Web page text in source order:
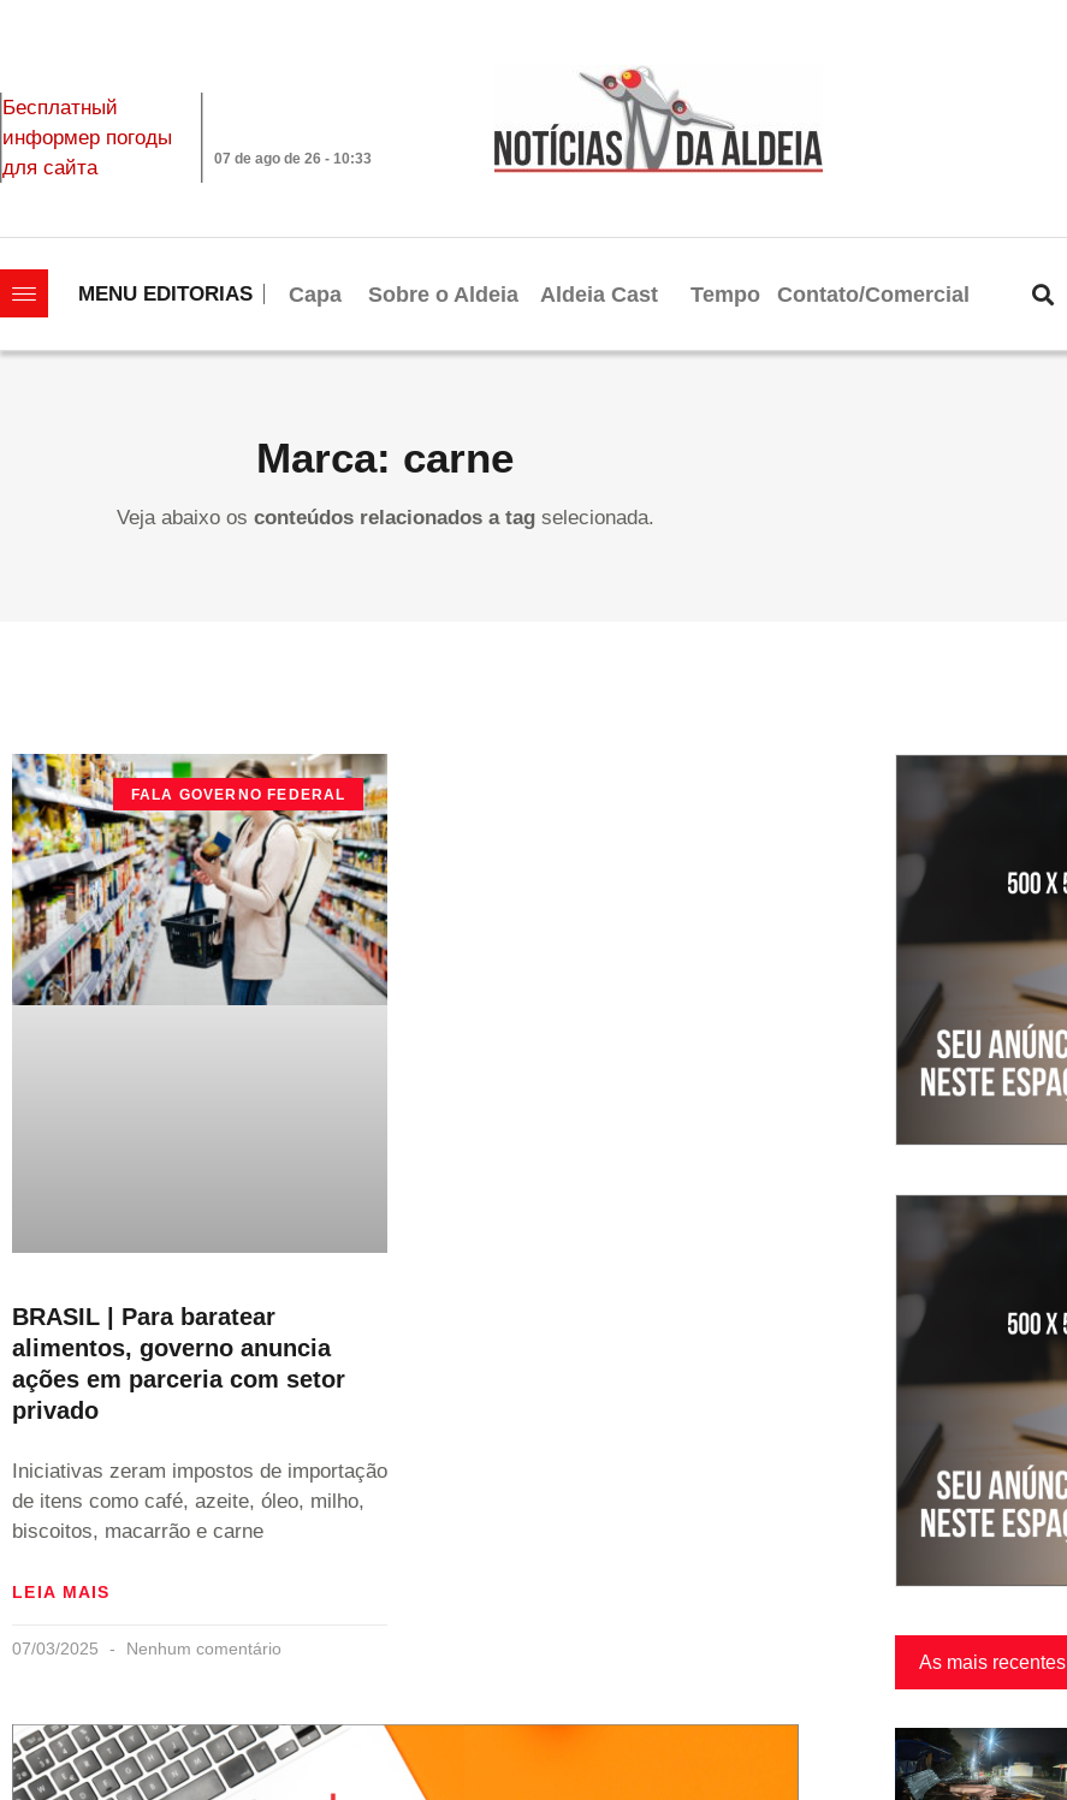
Бесплатный
информер погоды
для сайта
07 de ago de 26 - 10:33
MENU EDITORIAS Capa Sobre o Aldeia Aldeia Cast Tempo Contato/Comercial
Marca: carne
Veja abaixo os conteúdos relacionados a tagselecionada.
FALA GOVERNO FEDERAL
BRASIL | Para baratear
alimentos, governo anuncia
ações em parceria com setor
privado
Iniciativas zeram impostos de importação
de itens como café, azeite, óleo, milho,
biscoitos, macarrão e carne
LEIA MAIS
07/03/2025 Nenhum comentário
As mais recentes